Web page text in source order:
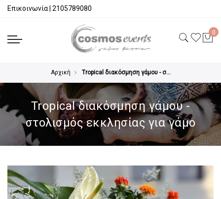
Επικοινωνία 2105789080
Αρχική Tropical διακόσμηση γάμου - στολισμός εκκλησίας για γάμο
Tropical διακόσμηση γάμου -
στολισμός εκκλησίας για γάμο